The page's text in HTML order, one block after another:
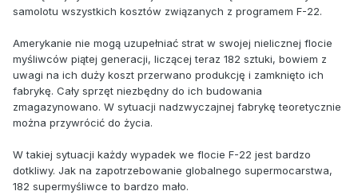
samolotu wszystkich kosztów związanych z programem F-22.
Amerykanie nie mogą uzupełniać strat w swojej nielicznej flocie
myśliwców piątej generacji, liczącej teraz 182 sztuki, bowiem z
uwagi na ich duży koszt przerwano produkcję i zamknięto ich
fabrykę. Cały sprzęt niezbędny do ich budowania
zmagazynowano. W sytuacji nadzwyczajnej fabrykę teoretycznie
można przywrócić do życia.
W takiej sytuacji każdy wypadek we flocie F-22 jest bardzo
dotkliwy. Jak na zapotrzebowanie globalnego supermocarstwa,
182 supermyśliwce to bardzo mało.